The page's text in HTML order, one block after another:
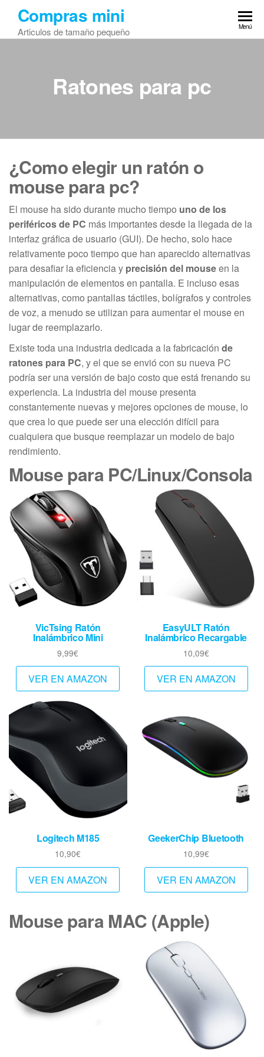
Saltar
contenido
Compras mini
Articulos de tamaño pequeño Menú
Ratones para pc
¿Como elegir un ratón o
mouse para pc?
El mouse ha sido durante mucho tiempo uno de los
periféricos de PC más importantes desde la llegada de la
interfaz gráfica de usuario (GUI). De hecho, solo hace
relativamente poco tiempo que han aparecido alternativas
para desafiar la eficiencia y precisión del mouseen la
manipulación de elementos en pantalla. E incluso esas
alternativas, como pantallas táctiles, bolígrafos y controles
de voz, a menudo se utilizan para aumentar el mouse en
lugar de reemplazarlo.
Existe toda una industria dedicada a la fabricación de
ratones para PC, y el que se envió con su nueva PC
podría ser una versión de bajo costo que está frenando su
experiencia. La industria del mouse presenta
constantemente nuevas y mejores opciones de mouse, lo
que crea lo que puede ser una elección difícil para
cualquiera que busque reemplazar un modelo de bajo
rendimiento.
Mouse para PC/Linux/Consola
VicTsing Ratón
Inalámbrico Mini
9,99€
VER EN AMAZON
EasyULT Ratón
Inalámbrico Recargable
10,09€
VER EN AMAZON
Logitech M185
10,90€
VER EN AMAZON
GeekerChip Bluetooth
10,99€
VER EN AMAZON
Mouse para MAC (Apple)